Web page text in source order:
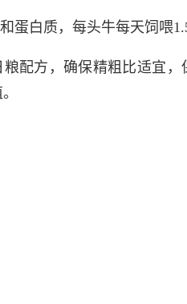
蛋白质，每头牛每天饲喂
配方，确保精粗比适宜